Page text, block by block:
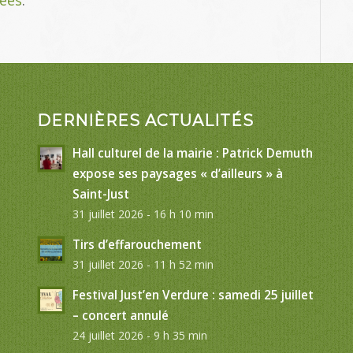
DERNIÈRES ACTUALITÉS
Hall culturel de la mairie : Patrick Demuth
expose ses paysages « d’ailleurs » à
Saint-Just
31 juillet 2026 - 16 h 10 min
Tirs d’effarouchement
31 juillet 2026 - 11 h 52 min
Festival Just’en Verdure : samedi 25 juillet
– concert annulé
24 juillet 2026 - 9 h 35 min